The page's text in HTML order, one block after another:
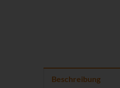
Beschreibung